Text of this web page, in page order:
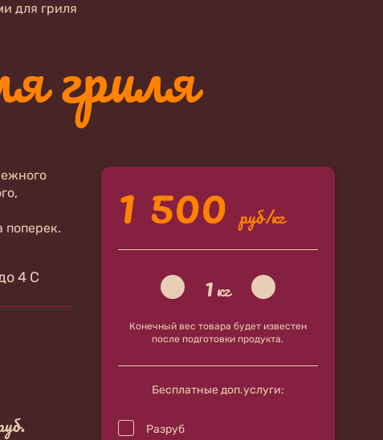
для гриля
гриля
поперек.
4 С
1 500 руб/кг
1кг
Конечный вес товара будет известен
после подготовки продукта.
Бесплатные доп.услуги:
Разруб